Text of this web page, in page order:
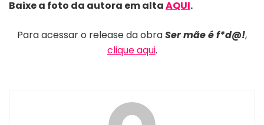
Baixe a foto da autora em altaAQUI.
Para acessar o release da obraSer mãe é f*d@!,
clique aqui.